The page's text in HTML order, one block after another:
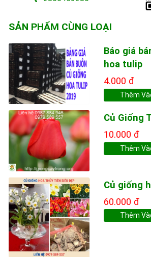
SẢN PHẨM CÙNG LOẠI
Báo giá
hoa tulip
4.000 đ
Thêm
Củ Giống
10.000 đ
Thêm
Củ giống
60.000 đ
Thêm